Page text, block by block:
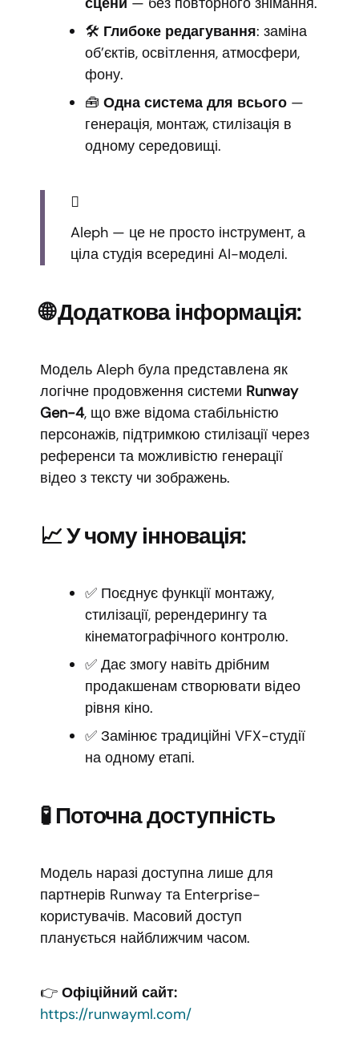
🛠️ Глибоке редагування: заміна
об’єктів, освітлення, атмосфери,
фону.
🧰 Одна система для всього —
генерація, монтаж, стилізація в
одному середовищі.
Aleph — це не просто інструмент, а
ціла студія всередині AI-моделі.
🌐 Додаткова інформація:
Модель Aleph була представлена як
логічне продовження системи Runway
Gen-4, що вже відома стабільністю
персонажів, підтримкою стилізації через
референси та можливістю генерації
відео з тексту чи зображень.
📈 У чому інновація:
✅ Поєднує функції монтажу,
стилізації, ререндерингу та
кінематографічного контролю.
✅ Дає змогу навіть дрібним
продакшенам створювати відео
рівня кіно.
✅ Замінює традиційні VFX-студії
на одному етапі.
🧪 Поточна доступність
Модель наразі доступна лише для
партнерів Runway та Enterprise-
користувачів. Масовий доступ
планується найближчим часом.
👉 Офіційний сайт:
https://runwayml.com/